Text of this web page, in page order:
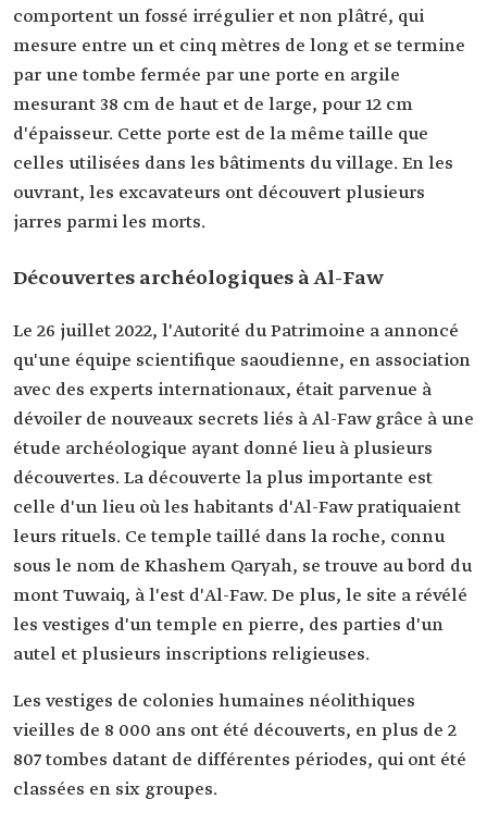
comportent un fossé irrégulier et non plâtré, qui
mesure entre un et cinq mètres de long et se termine
par une tombe fermée par une porte en argile
mesurant 38 cm de haut et de large, pour 12 cm
d'épaisseur. Cette porte est de la même taille que
celles utilisées dans les bâtiments du village. En les
ouvrant, les excavateurs ont découvert plusieurs
jarres parmi les morts.
Découvertes archéologiques à Al-Faw
Le 26 juillet 2022, l'Autorité du Patrimoine a annoncé
qu'une équipe scientifique saoudienne, en association
avec des experts internationaux, était parvenue à
dévoiler de nouveaux secrets liés à Al-Faw grâce à une
étude archéologique ayant donné lieu à plusieurs
découvertes. La découverte la plus importante est
celle d'un lieu où les habitants d'Al-Faw pratiquaient
leurs rituels. Ce temple taillé dans la roche, connu
sous le nom de Khashem Qaryah, se trouve au bord du
mont Tuwaiq, à l'est d'Al-Faw. De plus, le site a révélé
les vestiges d'un temple en pierre, des parties d'un
autel et plusieurs inscriptions religieuses.
Les vestiges de colonies humaines néolithiques
vieilles de 8 000 ans ont été découverts, en plus de 2
807 tombes datant de différentes périodes, qui ont été
classées en six groupes.